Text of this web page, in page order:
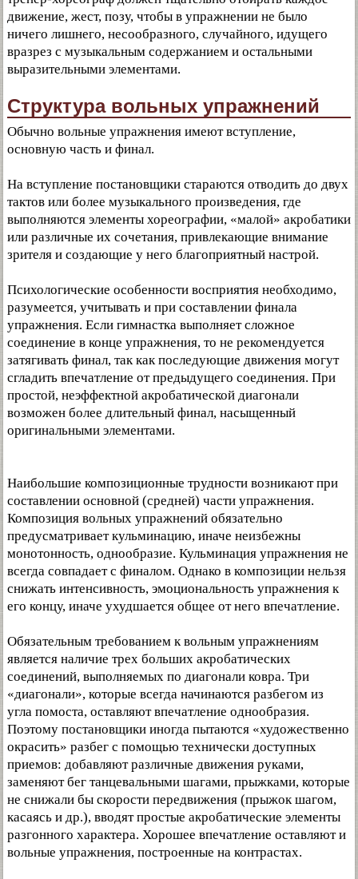
движение, жест, позу, чтобы в упражнении не было
ничего лишнего, несообразного, случайного, идущего
вразрез с музыкальным содержанием и остальными
выразительными элементами.
Структура вольных упражнений
Обычно вольные упражнения имеют вступление,
основную часть и финал.
На вступление постановщики стараются отводить до двух
тактов или более музыкального произведения, где
выполняются элементы хореографии, «малой» акробатики
или различные их сочетания, привлекающие внимание
зрителя и создающие у него благоприятный настрой.
Психологические особенности восприятия необходимо,
разумеется, учитывать и при составлении финала
упражнения. Если гимнастка выполняет сложное
соединение в конце упражнения, то не рекомендуется
затягивать финал, так как последующие движения могут
сгладить впечатление от предыдущего соединения. При
простой, неэффектной акробатической диагонали
возможен более длительный финал, насыщенный
оригинальными элементами.
Наибольшие композиционные трудности возникают при
составлении основной (средней) части упражнения.
Композиция вольных упражнений обязательно
предусматривает кульминацию, иначе неизбежны
монотонность, однообразие. Кульминация упражнения не
всегда совпадает с финалом. Однако в композиции нельзя
снижать интенсивность, эмоциональность упражнения к
его концу, иначе ухудшается общее от него впечатление.
Обязательным требованием к вольным упражнениям
является наличие трех больших акробатических
соединений, выполняемых по диагонали ковра. Три
«диагонали», которые всегда начинаются разбегом из
угла помоста, оставляют впечатление однообразия.
Поэтому постановщики иногда пытаются «художественно
окрасить» разбег с помощью технически доступных
приемов: добавляют различные движения руками,
заменяют бег танцевальными шагами, прыжками, которые
не снижали бы скорости передвижения (прыжок шагом,
касаясь и др.), вводят простые акробатические элементы
разгонного характера. Хорошее впечатление оставляют и
вольные упражнения, построенные на контрастах.